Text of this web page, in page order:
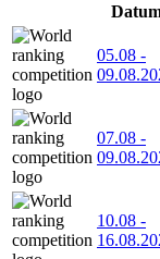
05.08 -
07.08 -
10.08 -